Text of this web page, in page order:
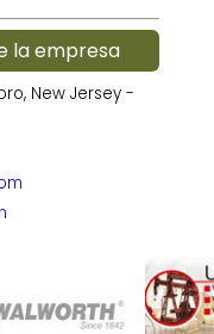
la empresa
New Jersey -